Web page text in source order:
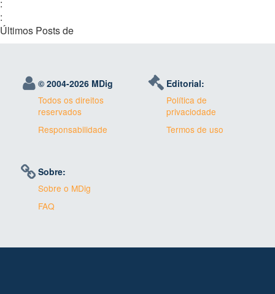
:
:
Últimos Posts de
© 2004-2026 MDig
Todos os direitos
reservados
Responsabilidade
Editorial:
Política de
privaciodade
Termos de uso
Sobre:
Sobre o MDig
FAQ